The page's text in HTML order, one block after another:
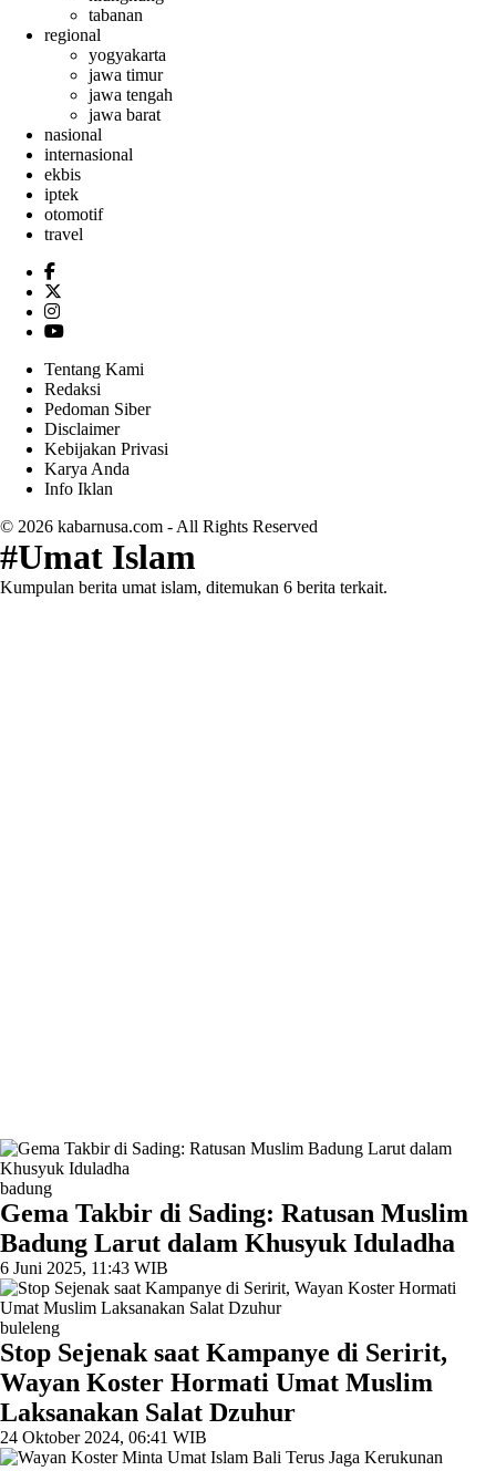
tabanan
regional
yogyakarta
jawa timur
jawa tengah
jawa barat
nasional
internasional
ekbis
iptek
otomotif
travel
Tentang Kami
Redaksi
Pedoman Siber
Disclaimer
Kebijakan Privasi
Karya Anda
Info Iklan
© 2026 kabarnusa.com - All Rights Reserved
#Umat Islam
Kumpulan berita umat islam, ditemukan 6 berita terkait.
badung
Gema Takbir di Sading: Ratusan Muslim
Badung Larut dalam Khusyuk Iduladha
6 Juni 2025, 11:43 WIB
buleleng
Stop Sejenak saat Kampanye di Seririt,
Wayan Koster Hormati Umat Muslim
Laksanakan Salat Dzuhur
24 Oktober 2024, 06:41 WIB